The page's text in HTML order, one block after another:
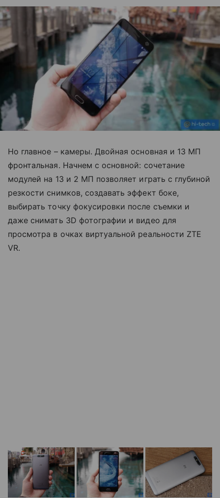
Но главное – камеры. Двойная основная и 13 МП
фронтальная. Начнем с основной: сочетание
модулей на 13 и 2 МП позволяет играть с глубиной
резкости снимков, создавать эффект боке,
выбирать точку фокусировки после съемки и
даже снимать 3D фотографии и видео для
просмотра в очках виртуальной реальности ZTE
VR.